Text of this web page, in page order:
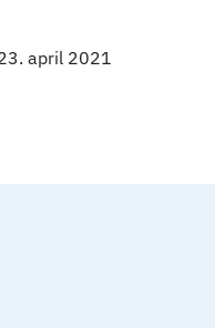
april 2021